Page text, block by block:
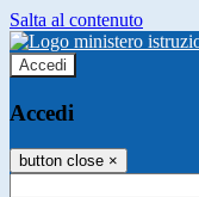
Salta al contenuto
Accedi
Accedi
button close ×